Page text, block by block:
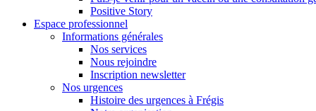
Positive Story
Espace professionnel
Informations générales
Nos services
Nous rejoindre
Inscription newsletter
Nos urgences
Histoire des urgences à Frégis